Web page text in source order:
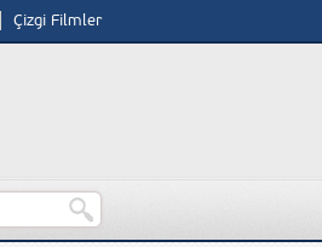
Çizgi Filmler